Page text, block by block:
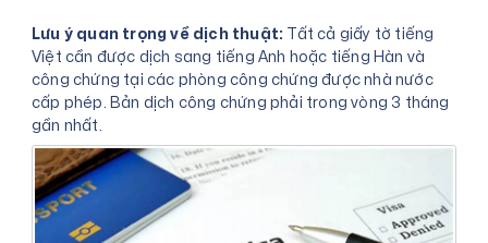
Lưu ý quan trọng về dịch thuật: Tất cả giấy tờ tiếng
Việt cần được dịch sang tiếng Anh hoặc tiếng Hàn và
công chứng tại các phòng công chứng được nhà nước
cấp phép. Bản dịch công chứng phải trong vòng 3 tháng
gần nhất.